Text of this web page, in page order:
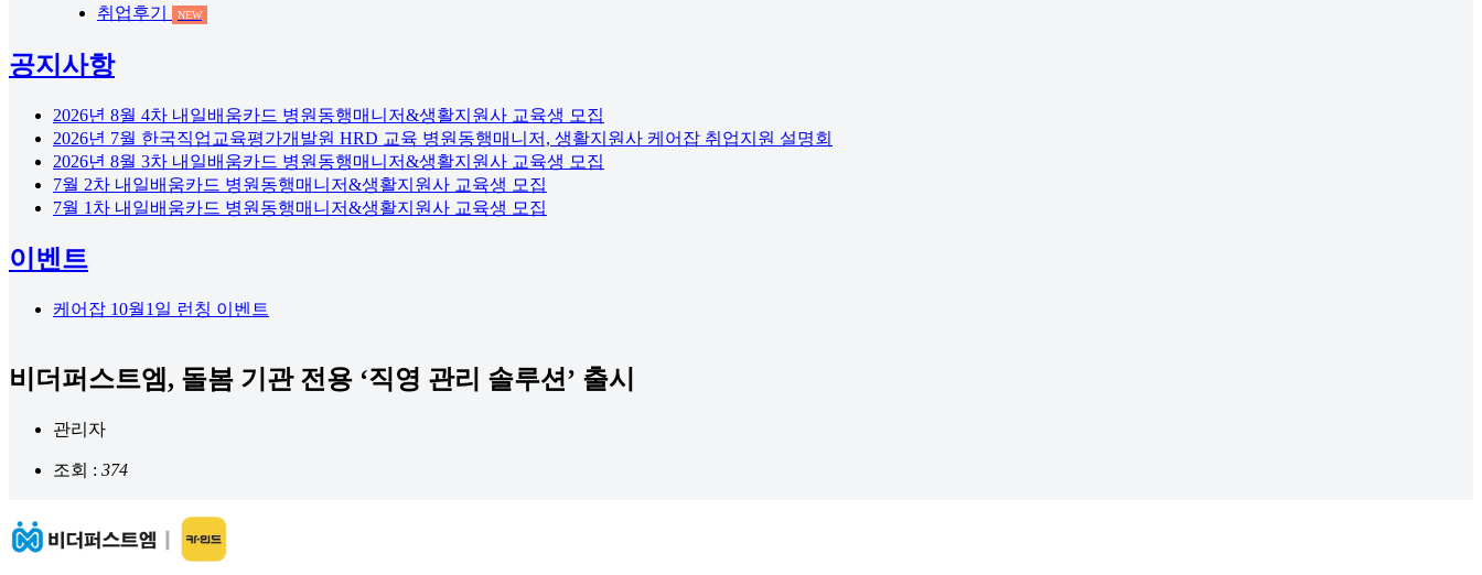
취업후기
NEW
공지사항
2026년 8월 4차 내일배움카드 병원동행매니저&생활지원사 교육생 모집
2026년 7월 한국직업교육평가개발원 HRD 교육 병원동행매니저, 생활지원사 케어잡 취업지원 설명회
2026년 8월 3차 내일배움카드 병원동행매니저&생활지원사 교육생 모집
7월 2차 내일배움카드 병원동행매니저&생활지원사 교육생 모집
7월 1차 내일배움카드 병원동행매니저&생활지원사 교육생 모집
이벤트
케어잡 10월1일 런칭 이벤트
비더퍼스트엠, 돌봄 기관 전용 ‘직영 관리 솔루션’ 출시
관리자
조회 : 374